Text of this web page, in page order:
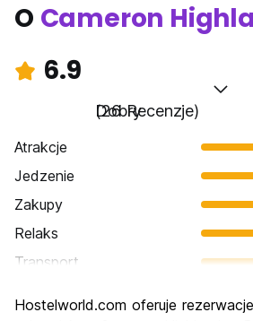
O Cameron
6.9
Dobry
(26 Recenzje)
Atrakcje
Jedzenie
Zakupy
Relaks
Transport
Hostelworld.com oferuje